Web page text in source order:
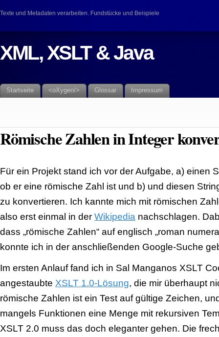
Texte und Metadaten verarbeiten. Fundstücke und Beispiele
XML, XSLT & Java
Startseite <oXygen/> Glossar Impressum
Römische Zahlen in Integer
Für ein Projekt stand ich vor der Aufgabe, a) einen
ob er eine römische Zahl ist und b) und diesen
zu konvertieren. Ich kannte mich mit römischen
also erst einmal in der Wikipedia nachschlagen.
dass „römische Zahlen“ auf englisch „roman
konnte ich in der anschließenden Google-Suche
Im ersten Anlauf fand ich in Sal Manganos XSLT
angestaubte XSLT 1.0-Lösung, die mir überhaupt
römische Zahlen ist ein Test auf gültige Zeichen,
mangels Funktionen eine Menge mit rekursiven
XSLT 2.0 muss das doch eleganter gehen. Die